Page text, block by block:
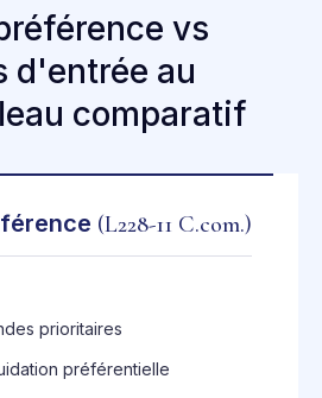
vs
d'entrée au
comparatif
(L228-11 C.com.)
prioritaires
préférentielle